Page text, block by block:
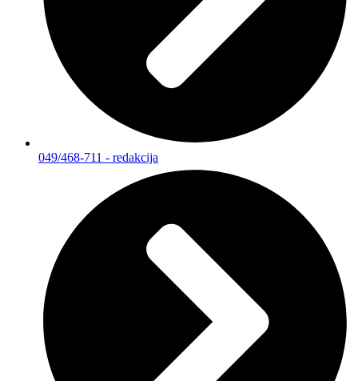
049/468-711 - redakcija